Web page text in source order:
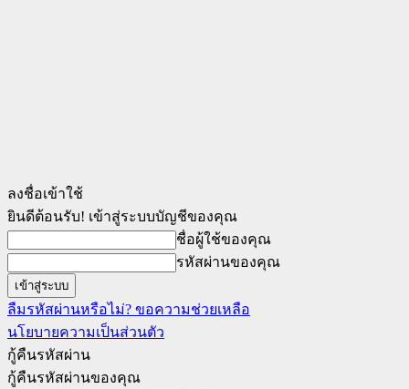
ลงชื่อเข้าใช้
ยินดีต้อนรับ! เข้าสู่ระบบบัญชีของคุณ
ชื่อผู้ใช้ของคุณ
รหัสผ่านของคุณ
ลืมรหัสผ่านหรือไม่? ขอความช่วยเหลือ
นโยบายความเป็นส่วนตัว
กู้คืนรหัสผ่าน
กู้คืนรหัสผ่านของคุณ